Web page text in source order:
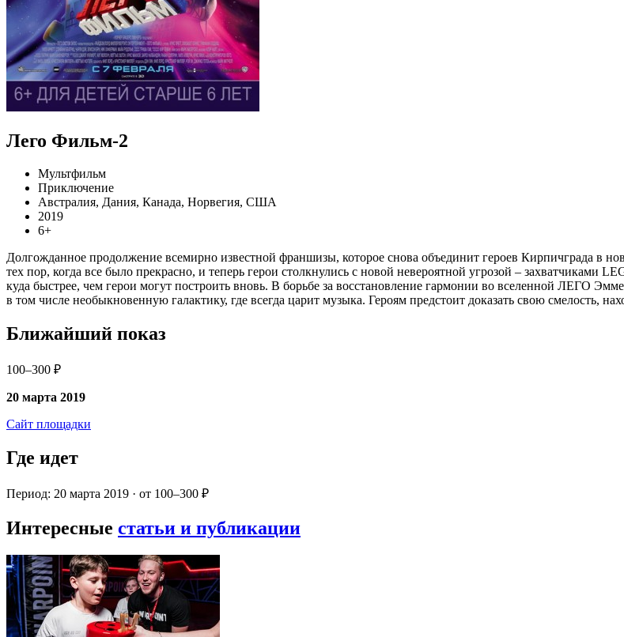
Лего Фильм-2
Мультфильм
Приключение
Австралия, Дания, Канада, Норвегия, США
2019
6+
Долгожданное продолжение всемирно известной франшизы, которое снова объединит героев Кирпичграда в
тех пор, когда все было прекрасно, и теперь герои столкнулись с новой невероятной угрозой –
куда быстрее, чем герои могут построить вновь. В борьбе за восстановление гармонии во вселенной ЛЕГО
в том числе необыкновенную галактику, где всегда царит музыка. Героям предстоит доказать свою смелость,
Ближайший показ
100–300 ₽
20 марта 2019
Сайт площадки
Где идет
Период: 20 марта 2019 · от 100–300 ₽
Интересные статьи и публикации